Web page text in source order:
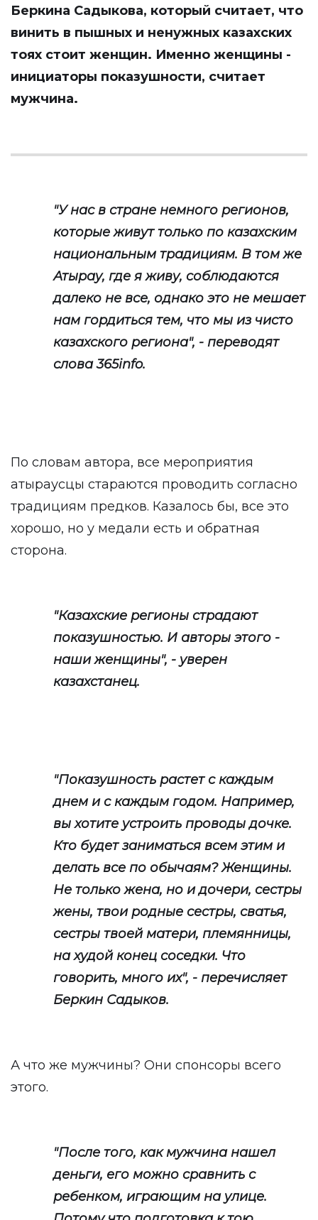
Беркина Садыкова, который считает, что
винить в пышных и ненужных казахских
тоях стоит женщин. Именно женщины -
инициаторы показушности, считает
мужчина.
"У нас в стране немного регионов,
которые живут только по казахским
национальным традициям. В том же
Атырау, где я живу, соблюдаются
далеко не все, однако это не мешает
нам гордиться тем, что мы из чисто
казахского региона", - переводят
слова365info.
По словам автора, все мероприятия
атыраусцы стараются проводить согласно
традициям предков. Казалось бы, все это
хорошо, но у медали есть и обратная
сторона.
"Казахские регионы страдают
показушностью. И авторы этого -
наши женщины", - уверен
казахстанец.
"Показушность растет с каждым
днем и с каждым годом. Например,
вы хотите устроить проводы дочке.
Кто будет заниматься всем этим и
делать все по обычаям? Женщины.
Не только жена, но и дочери, сестры
жены, твои родные сестры, сватья,
сестры твоей матери, племянницы,
на худой конец соседки. Что
говорить, много их", - перечисляет
Беркин Садыков.
А что же мужчины? Они спонсоры всего
этого.
"После того, как мужчина нашел
деньги, его можно сравнить с
ребенком, играющим на улице.